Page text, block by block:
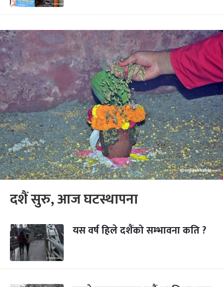
दशैं सुरु, आज घटस्थापना
यस वर्ष हिले दशैंको सम्भावना कति ?